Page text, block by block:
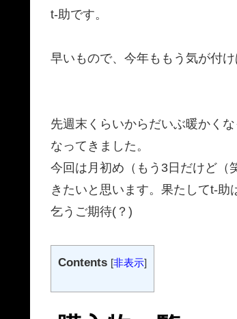
t-助です。
早いもので、今年ももう気が付け
先週末くらいからだいぶ暖かく
なってきました。
今回は月初め（もう3日だけど
きたいと思います。果たしてt-助
乞うご期待(？)
Contents [非表示]